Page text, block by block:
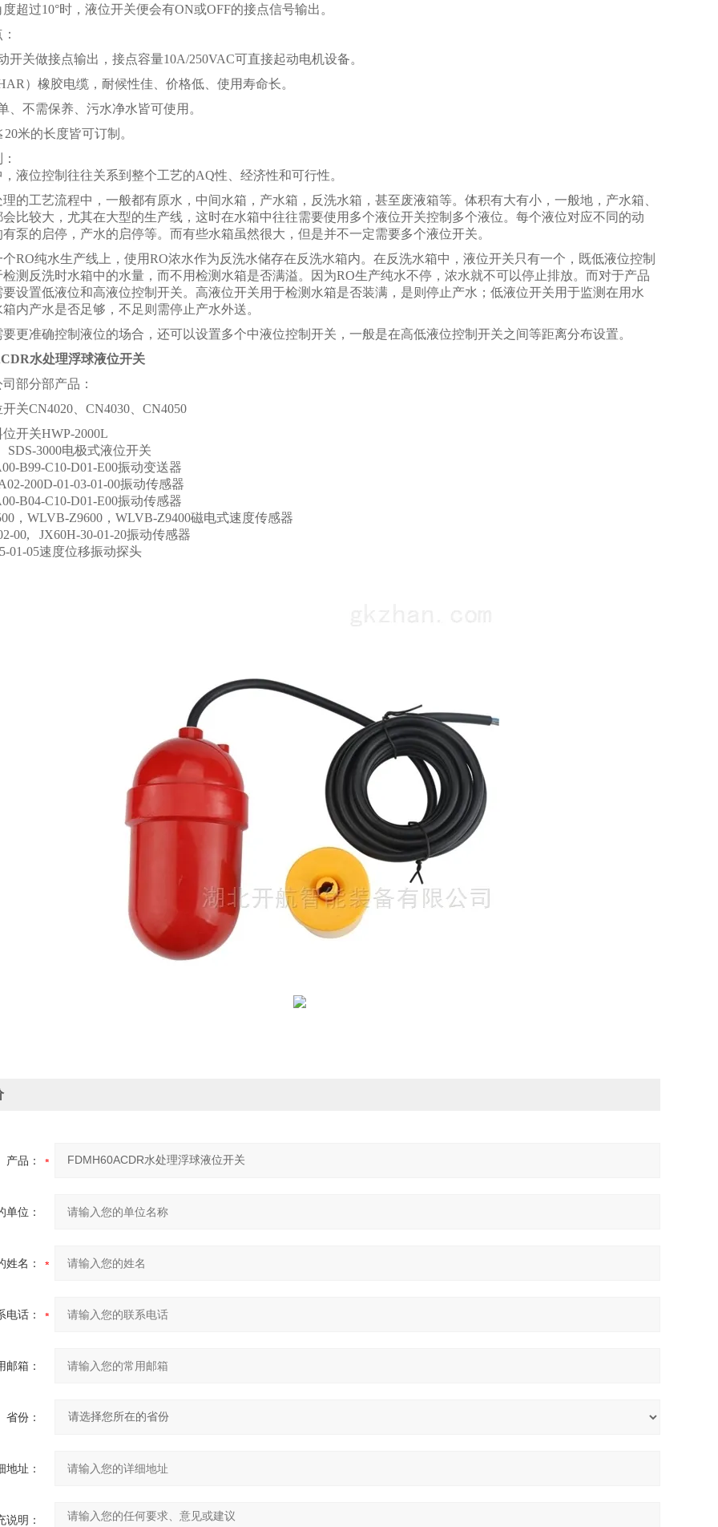
超过10°时，液位开关便会有ON或OFF的接点信号输出。
开关做接点输出，接点容量10A/250VAC可直接起动电机设备。
）橡胶电缆，耐候性佳、价格低、使用寿命长。
、不需保养、污水净水皆可使用。
米的长度皆可订制。
液位控制往往关系到整个工艺的AQ性、经济性和可行性。
的工艺流程中，一般都有原水，中间水箱，产水箱，反洗水箱，甚至废液箱等。体积有大有小，一般地，产水箱、
比较大，尤其在大型的生产线，这时在水箱中往往需要使用多个液位开关控制多个液位。每个液位对应不同的动
泵的启停，产水的启停等。而有些水箱虽然很大，但是并不一定需要多个液位开关。
RO纯水生产线上，使用RO浓水作为反洗水储存在反洗水箱内。在反洗水箱中，液位开关只有一个，既低液位控制
测反洗时水箱中的水量，而不用检测水箱是否满溢。因为RO生产纯水不停，浓水就不可以停止排放。而对于产品
设置低液位和高液位控制开关。高液位开关用于检测水箱是否装满，是则停止产水；低液位开关用于监测在用水
内产水是否足够，不足则需停止产水外送。
更准确控制液位的场合，还可以设置多个中液位控制开关，一般是在高低液位控制开关之间等距离分布设置。
水处理浮球液位开关
部分部产品：
关CN4020、CN4030、CN4050
开关HWP-2000L
SDS-3000电极式液位开关
B99-C10-D01-E00振动变送器
200D-01-03-01-00振动传感器
B04-C10-D01-E00振动传感器
，WLVB-Z9600，WLVB-Z9400磁电式速度传感器
00, JX60H-30-01-20振动传感器
01-05速度位移振动探头
产品：
单位：
姓名：
电话：
邮箱：
省份：
地址：
说明：